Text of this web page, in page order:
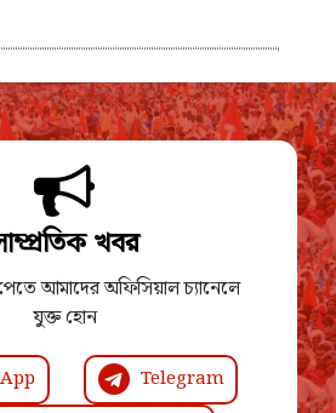
খবর
আমাদের অফিসিয়াল চ্যানেলে
যুক্ত হোন
Telegram